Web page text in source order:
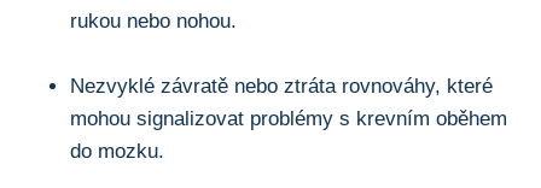
rukou nebo nohou.
Nezvyklé závratě⁣ nebo ​ztráta rovnováhy, které
mohou signalizovat problémy s krevním oběhem
do mozku.